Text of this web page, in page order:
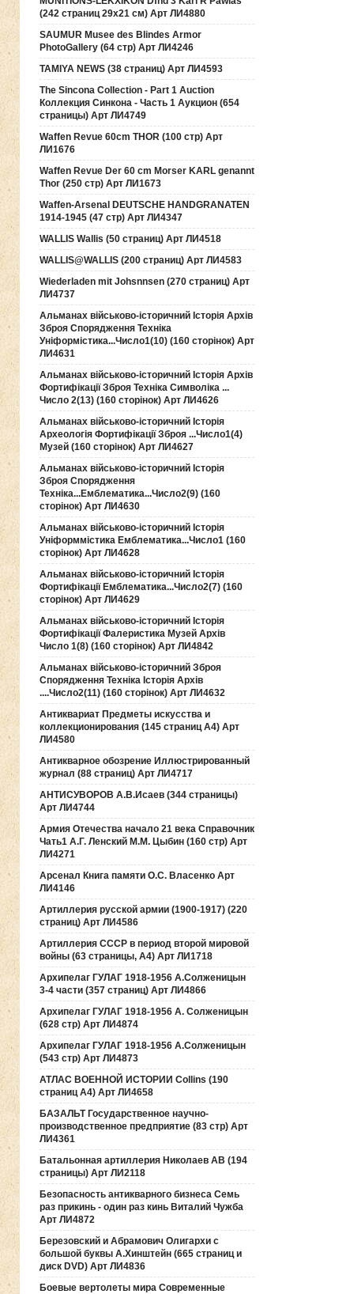
(242 страниц 29х21 см) Арт ЛИ4880
SAUMUR Musee des Blindes Armor
PhotoGallery (64 стр) Арт ЛИ4246
TAMIYA NEWS (38 страниц) Арт ЛИ4593
The Sincona Collection - Part 1 Auction
Коллекция Синкона - Часть 1 Аукцион (654
страницы) Арт ЛИ4749
Waffen Revue 60cm THOR (100 стр) Арт
ЛИ1676
Waffen Revue Der 60 cm Morser KARL genannt
Thor (250 стр) Арт ЛИ1673
Waffen-Arsenal DEUTSCHE HANDGRANATEN
1914-1945 (47 стр) Арт ЛИ4347
WALLIS Wallis (50 страниц) Арт ЛИ4518
WALLIS@WALLIS (200 страниц) Арт ЛИ4583
Wiederladen mit Johsnnsen (270 страниц) Арт
ЛИ4737
Альманах військово-історичний Історія Архів
Зброя Спорядження Техніка
Уніформістика...Число1(10) (160 сторінок) Арт
ЛИ4631
Альманах військово-історичний Історія Архів
Фортифікації Зброя Техніка Символіка ...
Число 2(13) (160 сторінок) Арт ЛИ4626
Альманах військово-історичний Історія
Археологія Фортифікації Зброя ...Число1(4)
Музей (160 сторінок) Арт ЛИ4627
Альманах військово-історичний Історія
Зброя Спорядження
Техніка...Емблематика...Число2(9) (160
сторінок) Арт ЛИ4630
Альманах військово-історичний Історія
Уніформмістика Емблематика...Число1 (160
сторінок) Арт ЛИ4628
Альманах військово-історичний Історія
Фортифікації Емблематика...Число2(7) (160
сторінок) Арт ЛИ4629
Альманах військово-історичний Історія
Фортифікації Фалеристика Музей Архів
Число 1(8) (160 сторінок) Арт ЛИ4842
Альманах військово-історичний Зброя
Спорядження Техніка Історія Архів
....Число2(11) (160 сторінок) Арт ЛИ4632
Антиквариат Предметы искусства и
коллекционирования (145 страниц А4) Арт
ЛИ4580
Антикварное обозрение Иллюстрированный
журнал (88 страниц) Арт ЛИ4717
АНТИСУВОРОВ А.В.Исаев (344 страницы)
Арт ЛИ4744
Армия Отечества начало 21 века Справочник
Чать1 А.Г. Ленский М.М. Цыбин (160 стр) Арт
ЛИ4271
Арсенал Книга памяти О.С. Власенко Арт
ЛИ4146
Артиллерия русской армии (1900-1917) (220
страниц) Арт ЛИ4586
Артиллерия СССР в период второй мировой
войны (63 страницы, А4) Арт ЛИ1718
Архипелаг ГУЛАГ 1918-1956 А.Солженицын
3-4 части (357 страниц) Арт ЛИ4866
Архипелаг ГУЛАГ 1918-1956 А. Солженицын
(628 стр) Арт ЛИ4874
Архипелаг ГУЛАГ 1918-1956 А.Солженицын
(543 стр) Арт ЛИ4873
АТЛАС ВОЕННОЙ ИСТОРИИ Collins (190
страниц А4) Арт ЛИ4658
БАЗАЛЬТ Государственное научно-
производственное предприятие (83 стр) Арт
ЛИ4361
Батальонная артиллерия Николаев АВ (194
страницы) Арт ЛИ2118
Безопасность антикварного бизнеса Семь
раз прикинь - один раз кинь Виталий Чужба
Арт ЛИ4872
Березовский и Абрамович Олигархи с
большой буквы А.Хинштейн (665 страниц и
диск DVD) Арт ЛИ4836
Боевые вертолеты мира Современные